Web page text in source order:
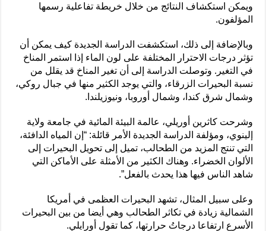
ويمكن استكشاف النتائج من خلال خريطة تفاعلية رسمها
المؤلفون.
وبالإضافة إلى ذلك، استكشفت الدراسة الجديدة كيف يمكن أن
تؤثر درجات الاحترار المختلفة على لون الماء إذا استمر المناخ
في التغير. وتوصلت الدراسة إلى أن تغير المناخ قد يقلل من
نسبة البحيرات الزرقاء، والتي يوجد الكثير منها في جبال روكي،
وشمال شرق كندا، وشمال أوروبا، ونيوزيلندا.
وشرحت كاثرين أوريلي، عالمة البيئة المائية في جامعة ولاية
إلينوي، ومؤلفة الدراسة الجديدة الأمر قائلة: “إن المياه الدافئة،
التي تنتج المزيد من الطحالب، تميل إلى تحويل البحيرات إلى
الألوان الخضراء. وهناك الكثير من الأمثلة على الأماكن التي
شاهد الناس فيها هذا يحدث بالفعل”.
وعلى سبيل المثال، تشهد البحيرات العظمى في أمريكا
الشمالية زيادة في تكاثر الطحالب وهي أيضا من بين البحيرات
الأسرع ارتفاعا درجاتُ حرارتها، كما تقول أورايلي.